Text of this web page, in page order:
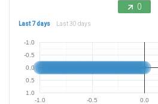
0
Last 7 days Last 30 days
-1.0 -0.5 0.0
-1.0
-0.5
0.0
0.5
1.0